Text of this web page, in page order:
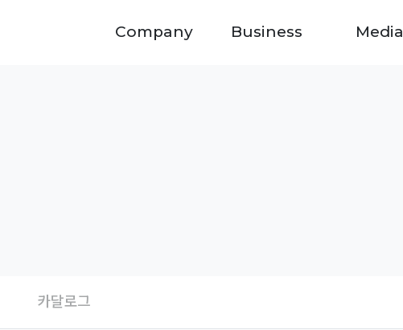
Company Business Media
카달로그